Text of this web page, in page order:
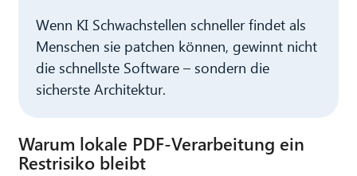
Wenn KI Schwachstellen schneller findet als
Menschen sie patchen können, gewinnt nicht
die schnellste Software – sondern die
sicherste Architektur.
Warum lokale PDF-Verarbeitung ein
Restrisiko bleibt